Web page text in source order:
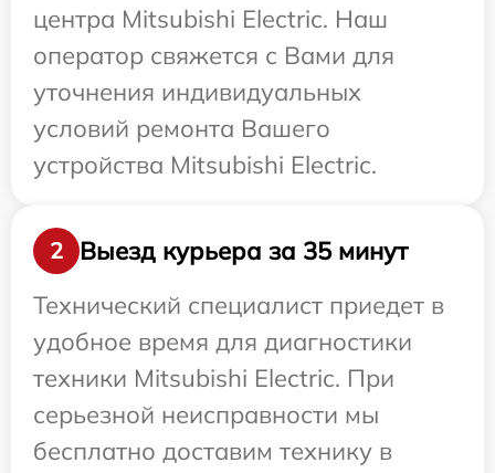
центра Mitsubishi Electric. Наш
оператор свяжется с Вами для
уточнения индивидуальных
условий ремонта Вашего
устройства Mitsubishi Electric.
2
Выезд курьера за 35 минут
Технический специалист приедет в
удобное время для диагностики
техники Mitsubishi Electric. При
серьезной неисправности мы
бесплатно доставим технику в